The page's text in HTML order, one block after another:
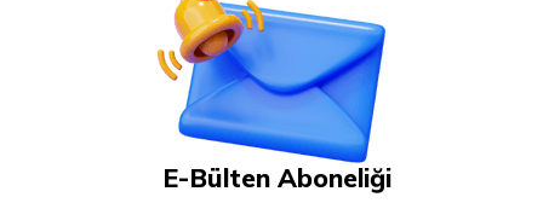
E-Bülten Aboneliği